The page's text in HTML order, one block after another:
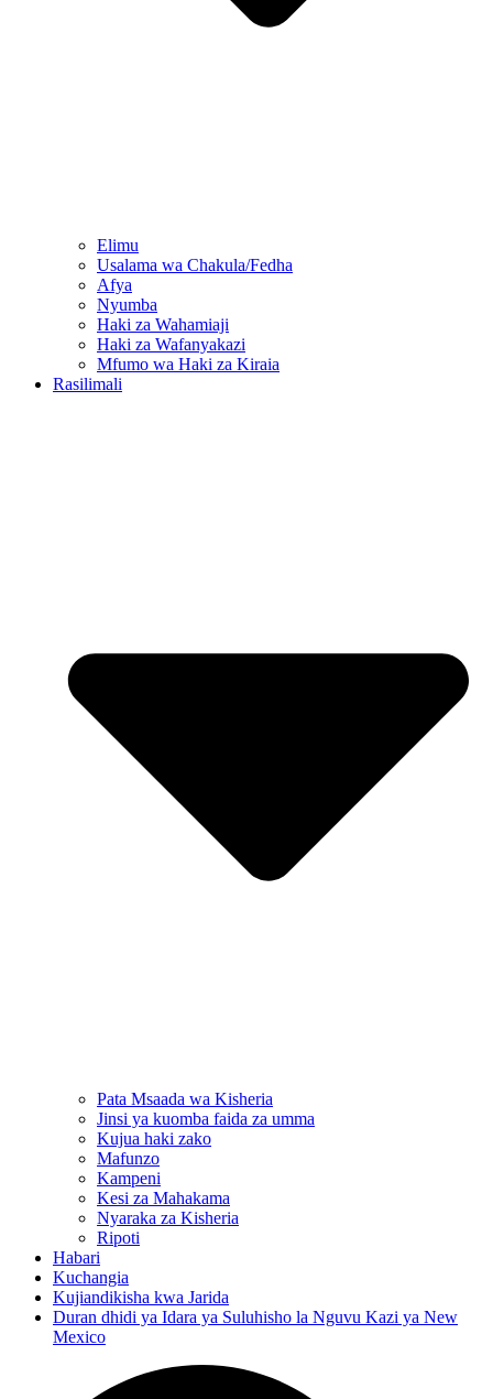
Elimu
Usalama wa Chakula/Fedha
Afya
Nyumba
Haki za Wahamiaji
Haki za Wafanyakazi
Mfumo wa Haki za Kiraia
Rasilimali
Pata Msaada wa Kisheria
Jinsi ya kuomba faida za umma
Kujua haki zako
Mafunzo
Kampeni
Kesi za Mahakama
Nyaraka za Kisheria
Ripoti
Habari
Kuchangia
Kujiandikisha kwa Jarida
Duran dhidi ya Idara ya Suluhisho la Nguvu Kazi ya New
Mexico